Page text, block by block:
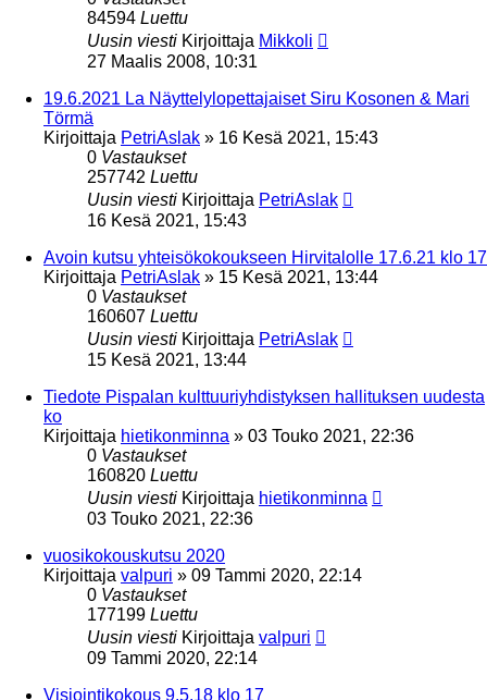
84594 Luettu
Uusin viesti Kirjoittaja Mikkoli
27 Maalis 2008, 10:31
19.6.2021 La Näyttelylopettajaiset Siru Kosonen & Mari
Törmä
Kirjoittaja PetriAslak » 16 Kesä 2021, 15:43
0 Vastaukset
257742 Luettu
Uusin viesti Kirjoittaja PetriAslak
16 Kesä 2021, 15:43
Avoin kutsu yhteisökokoukseen Hirvitalolle 17.6.21 klo 17
Kirjoittaja PetriAslak » 15 Kesä 2021, 13:44
0 Vastaukset
160607 Luettu
Uusin viesti Kirjoittaja PetriAslak
15 Kesä 2021, 13:44
Tiedote Pispalan kulttuuriyhdistyksen hallituksen uudesta
ko
Kirjoittaja hietikonminna » 03 Touko 2021, 22:36
0 Vastaukset
160820 Luettu
Uusin viesti Kirjoittaja hietikonminna
03 Touko 2021, 22:36
vuosikokouskutsu 2020
Kirjoittaja valpuri » 09 Tammi 2020, 22:14
0 Vastaukset
177199 Luettu
Uusin viesti Kirjoittaja valpuri
09 Tammi 2020, 22:14
Visiointikokous 9.5.18 klo 17